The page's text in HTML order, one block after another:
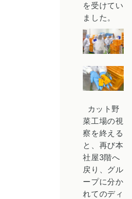
を受けてい
ました。
カット野
菜工場の視
察を終える
と、再び本
社屋3階へ
戻り、グル
ープに分か
れてのディ